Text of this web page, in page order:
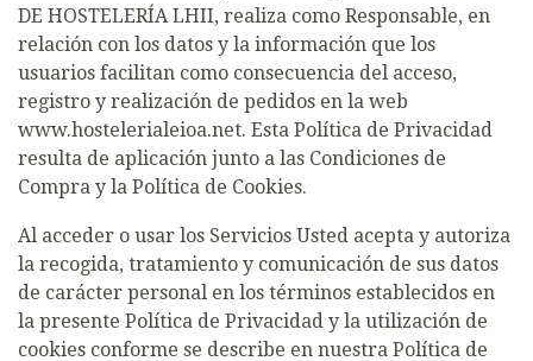
DE HOSTELERÍA LHII, realiza como Responsable, en
relación con los datos y la información que los
usuarios facilitan como consecuencia del acceso,
registro y realización de pedidos en la web
www.hostelerialeioa.net. Esta Política de Privacidad
resulta de aplicación junto a las Condiciones de
Compra y la Política de Cookies.
Al acceder o usar los Servicios Usted acepta y autoriza
la recogida, tratamiento y comunicación de sus datos
de carácter personal en los términos establecidos en
la presente Política de Privacidad y la utilización de
cookies conforme se describe en nuestra Política de